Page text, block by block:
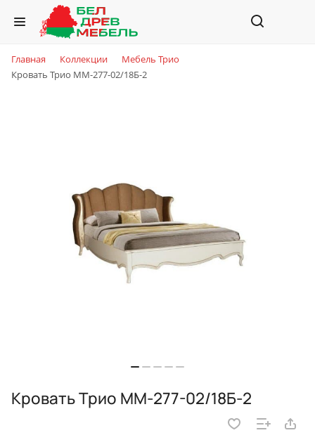
Главная Коллекции
Мебель Трио
Кровать Трио ММ-277-02/18Б-2
Кровать Трио ММ-277-02/18Б-2